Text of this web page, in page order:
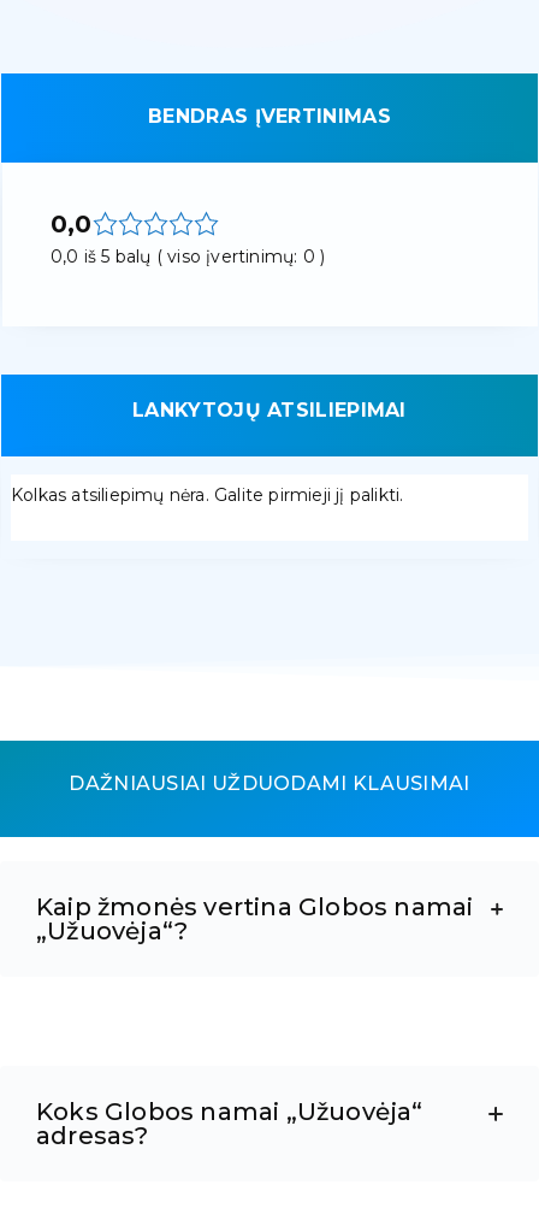
BENDRAS ĮVERTINIMAS
0,0
0,0 iš 5 balų ( viso įvertinimų: 0 )
LANKYTOJŲ ATSILIEPIMAI
Kolkas atsiliepimų nėra. Galite pirmieji jį palikti.
DAŽNIAUSIAI UŽDUODAMI KLAUSIMAI
Kaip žmonės vertina Globos namai
„Užuovėja“?
Koks Globos namai „Užuovėja“
adresas?